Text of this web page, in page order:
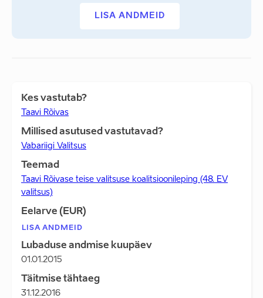
LISA ANDMEID
Kes vastutab?
Taavi Rõivas
Millised asutused vastutavad?
Vabariigi Valitsus
Teemad
Taavi Rõivase teise valitsuse koalitsioonileping (48. EV
valitsus)
Eelarve (EUR)
LISA ANDMEID
Lubaduse andmise kuupäev
01.01.2015
Täitmise tähtaeg
31.12.2016